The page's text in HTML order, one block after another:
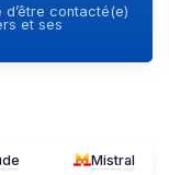
contacté(e)
et ses
Mistral